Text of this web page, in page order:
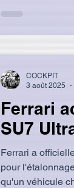
auto sur son
circuit
Ferrari
SU7
Ferrari a
pour
qu'un véhicule
COCKPIT
3 août 2025